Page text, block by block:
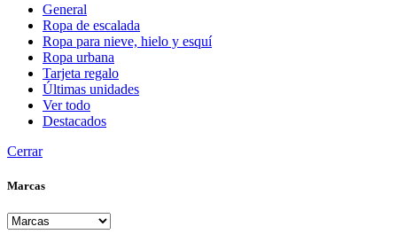
General
Ropa de escalada
Ropa para nieve, hielo y esquí
Ropa urbana
Tarjeta regalo
Últimas unidades
Ver todo
Destacados
Cerrar
Marcas